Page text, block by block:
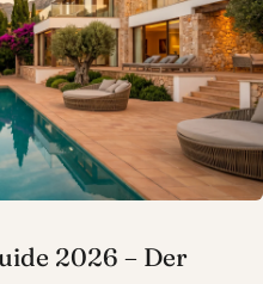
2026 – Der